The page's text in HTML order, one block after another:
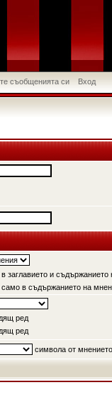
съобщенията си Вход
заглавието и съдържанието
в съдържанието на
ред
ред
символа от мнението